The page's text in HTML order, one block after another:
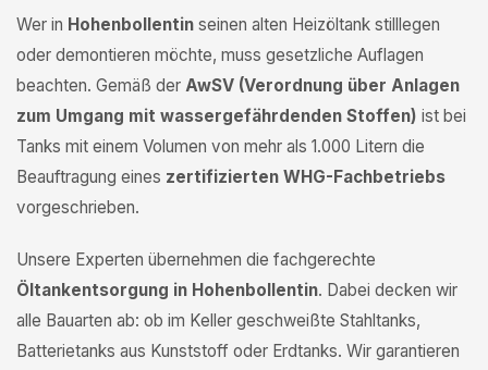
Wer in Hohenbollentin seinen alten Heizöltank stilllegen
oder demontieren möchte, muss gesetzliche Auflagen
beachten. Gemäß der AwSV (Verordnung über Anlagen
zum Umgang mit wassergefährdenden Stoffen) ist bei
Tanks mit einem Volumen von mehr als 1.000 Litern die
Beauftragung eines zertifizierten WHG-Fachbetriebs
vorgeschrieben.
Unsere Experten übernehmen die fachgerechte
Öltankentsorgung in Hohenbollentin. Dabei decken wir
alle Bauarten ab: ob im Keller geschweißte Stahltanks,
Batterietanks aus Kunststoff oder Erdtanks. Wir garantieren